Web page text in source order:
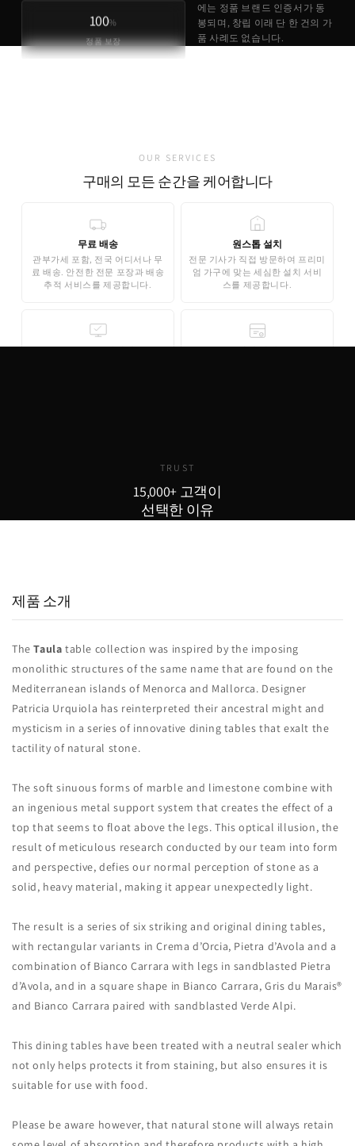
에는 정품 브랜드 인증서가 동
봉되며, 창립 이래 단 한 건의 가
품 사례도 없습니다.
100%
정품 보장
OUR SERVICES
구매의 모든 순간을 케어합니다
무료 배송
관부가세 포함, 전국 어디서나 무
료 배송. 안전한 전문 포장과 배송
추적 서비스를 제공합니다.
원스톱 설치
전문 기사가 직접 방문하여 프리미
엄 가구에 맞는 세심한 설치 서비
스를 제공합니다.
TRUST
15,000+ 고객이
선택한 이유
제품 소개
TheTaulatable collection was inspired by the imposing
monolithic structures of the same name that are found on the
Mediterranean islands of Menorca and Mallorca.‎ Designer
Patricia Urquiola has reinterpreted their ancestral might and
mysticism in a series of innovative dining tables that exalt the
tactility of natural stone.‎
The soft sinuous forms of marble and limestone combine with
an ingenious metal support system that creates the effect of a
top that seems to float above the legs.‎ This optical illusion, the
result of meticulous research conducted by our team into form
and perspective, defies our normal perception of stone as a
solid, heavy material, making it appear unexpectedly light.‎
The result is a series of six striking and original dining tables,
with rectangular variants in Crema d’Orcia, Pietra d’Avola and a
combination of Bianco Carrara with legs in sandblasted Pietra
d’Avola, and in a square shape in Bianco Carrara, Gris du Marais®
and Bianco Carrara paired with sandblasted Verde Alpi.‎
This dining tables have been treated with a neutral sealer which
not only helps protects it from staining, but also ensures it is
suitable for use with food.‎
Please be aware however, that natural stone will always retain